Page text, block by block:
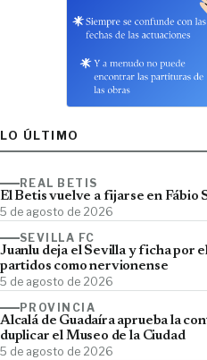
LO ÚLTIMO
REAL BETIS
El Betis vuelve a fijarse en
5 de agosto de 2026
SEVILLA FC
Juanlu deja el Sevilla y ficha por
partidos como nervionense
5 de agosto de 2026
PROVINCIA
Alcalá de Guadaíra aprueba la
duplicar el Museo de la Ciudad
5 de agosto de 2026